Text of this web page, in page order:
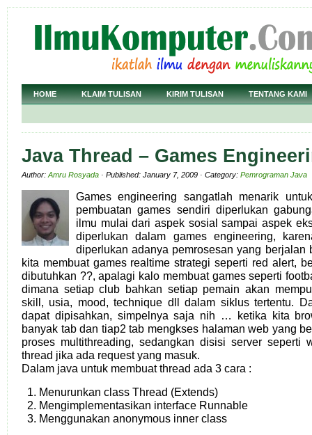
HOME KLAIM TULISAN KIRIM TULISAN TENTANG KAMI
Java Thread – Games
Author: Amru Rosyada · Published: January 7, 2009 · Category: Pemrograman Java
Games engineering sangatlah menarik
pembuatan games sendiri diperlukan
ilmu mulai dari aspek sosial sampai aspek
diperlukan dalam games engineering,
diperlukan adanya pemrosesan yang berjalan
kita membuat games realtime strategi seperti red alert,
dibutuhkan ??, apalagi kalo membuat games seperti
dimana setiap club bahkan setiap pemain akan
skill, usia, mood, technique dll dalam siklus tertentu.
dapat dipisahkan, simpelnya saja nih … ketika kita
banyak tab dan tiap2 tab mengkses halaman web yang
proses multithreading, sedangkan disisi server seperti
thread jika ada request yang masuk.
Dalam java untuk membuat thread ada 3 cara :
Menurunkan class Thread (Extends)
Mengimplementasikan interface Runnable
Menggunakan anonymous inner class